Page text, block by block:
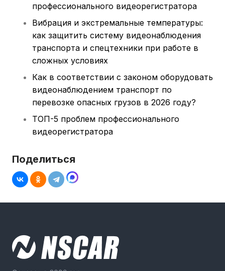
профессионального видеорегистратора
Вибрация и экстремальные температуры:
как защитить систему видеонаблюдения
транспорта и спецтехники при работе в
сложных условиях
Как в соответствии с законом оборудовать
видеонаблюдением транспорт по
перевозке опасных грузов в 2026 году?
ТОП-5 проблем профессионального
видеорегистратора
Поделиться